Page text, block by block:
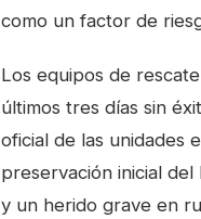
como un factor de
Los equipos de
últimos tres días sin
oficial de las unidades
preservación inicial
y un herido grave en